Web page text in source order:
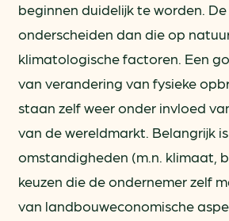
beginnen duidelijk te worden.
onderscheiden dan die op
klimatologische factoren. Een
van verandering van fysieke
staan zelf weer onder invloed
van de wereldmarkt. Belangrijk
omstandigheden (m.n. klimaat,
keuzen die de ondernemer zelf
van landbouweconomische